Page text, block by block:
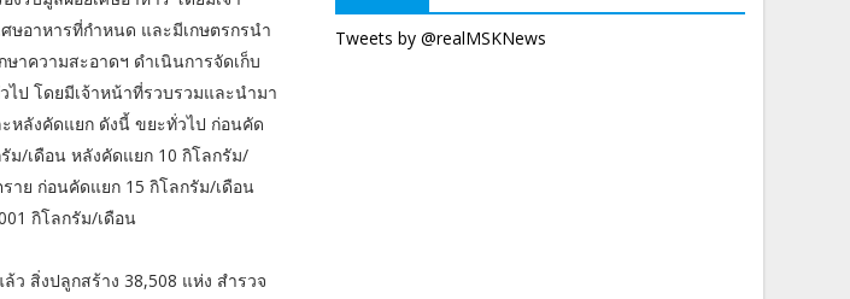
ษอาหารที่กำหนด และมีเกษตรกรนำ
าความสะอาดฯ ดำเนินการจัดเก็บ
ป โดยมีเจ้าหน้าที่รวบรวมและนำมา
หลังคัดแยก ดังนี้ ขยะทั่วไป ก่อนคัด
ม/เดือน หลังคัดแยก 10 กิโลกรัม/
าย ก่อนคัดแยก 15 กิโลกรัม/เดือน
กิโลกรัม/เดือน
สิ่งปลูกสร้าง 38,508 แห่ง สำรวจ
Tweets by @realMSKNews